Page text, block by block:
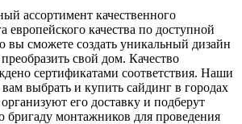
ассортимент качественного
европейского качества по доступной
сможете создать уникальный дизайн
свой дом. Качество
сертификатами соответствия. Наши
выбрать и купить сайдинг в городах
его доставку и подберут
монтажников для проведения